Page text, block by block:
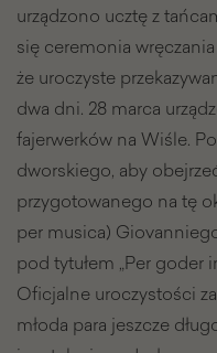
urządzono ucztę z
się ceremonia
że uroczyste
dwa dni. 28 marca
fajerwerków na Wiśle.
dworskiego, aby
przygotowanego na tę
per musica)
pod tytułem „Per goder
Oficjalne uroczystości
młoda para jeszcze